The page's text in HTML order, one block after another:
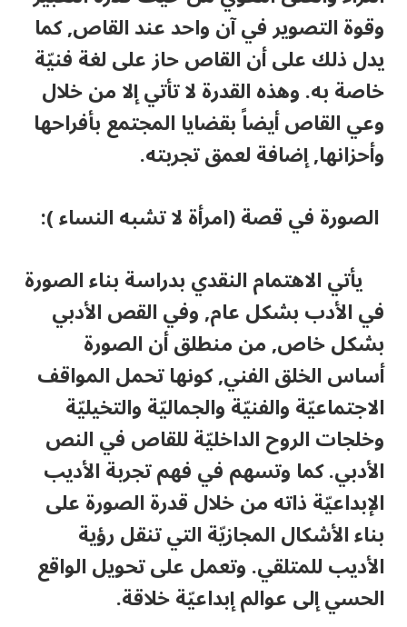
وقوة التصوير في آن واحد عند القاص, كما
يدل ذلك على أن القاص حاز على لغة فنيّة
خاصة به. وهذه القدرة لا تأتي إلا من خلال
وعي القاص أيضاً بقضايا المجتمع بأفراحها
وأحزانها, إضافة لعمق تجربته.
الصورة في قصة (امرأة لا تشبه النساء ):
يأتي الاهتمام النقدي بدراسة بناء الصورة
في الأدب بشكل عام, وفي القص الأدبي
بشكل خاص, من منطلق أن الصورة
أساس الخلق الفني, كونها تحمل المواقف
الاجتماعيّة والفنيّة والجماليّة والتخيليّة
وخلجات الروح الداخليّة للقاص في النص
الأدبي. كما وتسهم في فهم تجربة الأديب
الإبداعيّة ذاته من خلال قدرة الصورة على
بناء الأشكال المجازيّة التي تنقل رؤية
الأديب للمتلقي. وتعمل على تحويل الواقع
الحسي إلى عوالم إبداعيّة خلاقة.